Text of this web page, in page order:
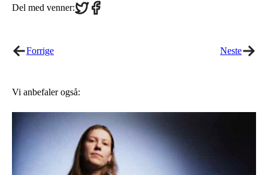
Del med venner:Share
on
Share
on
Forrige Neste
Vi anbefaler også: